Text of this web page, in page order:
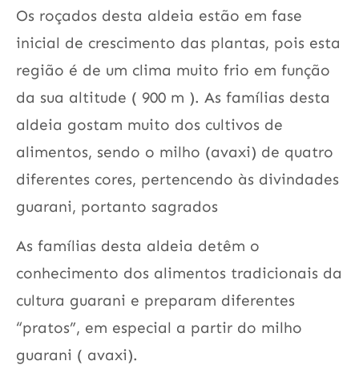
Os roçados desta aldeia estão em fase
inicial de crescimento das plantas, pois esta
região é de um clima muito frio em função
da sua altitude ( 900 m ). As famílias desta
aldeia gostam muito dos cultivos de
alimentos, sendo o milho (avaxi) de quatro
diferentes cores, pertencendo às divindades
guarani, portanto sagrados
As famílias desta aldeia detêm o
conhecimento dos alimentos tradicionais da
cultura guarani e preparam diferentes
“pratos”, em especial a partir do milho
guarani ( avaxi).